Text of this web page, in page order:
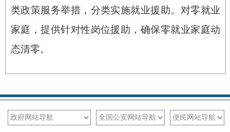
类政策服务举措，分类实施就业援助。对零就业
家庭，提供针对性岗位援助，确保零就业家庭动
态清零。